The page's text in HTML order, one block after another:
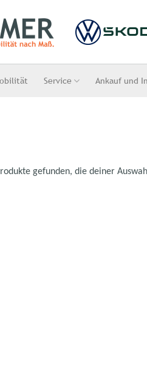
Service Ankauf und
gefunden, die deiner